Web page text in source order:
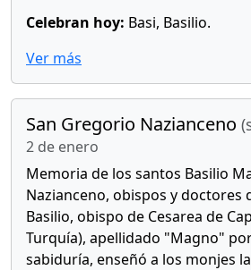
Celebran hoy: Basi, Basilio.
Ver más
San Gregorio Nazianceno
2 de enero
Memoria de los santos Basilio
Nazianceno, obispos y doctores
Basilio, obispo de Cesarea de
Turquía), apellidado "Magno"
sabiduría, enseñó a los monjes